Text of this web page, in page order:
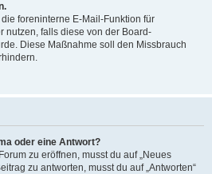
foreninterne E-Mail-Funktion für
nutzen, falls diese von der Board-
Diese Maßnahme soll den Missbrauch
oder eine Antwort?
zu eröffnen, musst du auf „Neues
zu antworten, musst du auf „Antworten“